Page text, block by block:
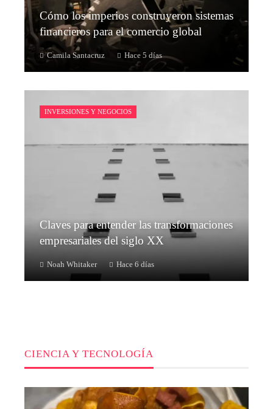
Cómo los imperios construyeron sistemas
financieros para el comercio global
Camila Santacruz Hace 5 días
INVERSIONES Y NEGOCIOS
Claves para entender las transformaciones
empresariales del siglo XX
Noah Whitaker Hace 6 días
CIENCIA Y TECNOLOGÍA